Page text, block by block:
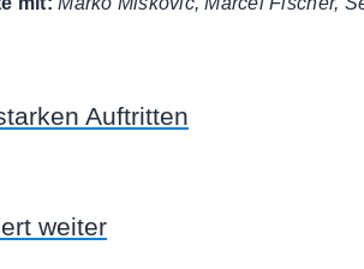
Auftritten
weiter